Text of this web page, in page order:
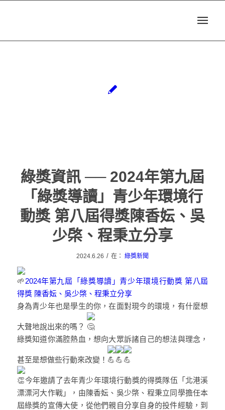
綠獎資訊 ── 2024年第九屆
「綠獎導讀」青少年環境行
動獎 第八屆得獎陳香妘、吳
少棨、程秉立分享
2024.6.26 / 在： 綠獎新聞
2024年第九屆「綠獎導讀」青少年環境行動獎 第八屆
得獎 陳香妘、吳少棨、程秉立分享
身為青少年也是學生的你，在面對現今的環境，有什麼想
大聲地說出來的嗎？
綠獎知道你滿腔熱血，想向大眾訴諸自己的想法與理念，
甚至是想做些行動來改變！
今年邀請了去年青少年環境行動獎的得獎隊伍「北港溪
漂漂河大作戰」，由陳香妘、吳少棨、程秉立同學擔任本
屆綠獎的宣傳大使，從他們親自分享自身的投件經驗，到